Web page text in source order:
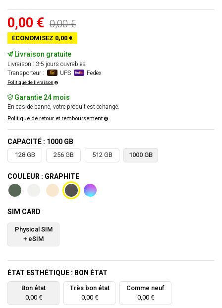
0,00 € 0,00 €
ÉCONOMISEZ 0,00 €
Livraison gratuite
Livraison : 3-5 jours ouvrables
Transporteur :
UPS Fedex
Politique de livraison
Garantie 24 mois
En cas de panne, votre produit est échangé.
Politique de retour et remboursement
CAPACITÉ : 1000 GB
128 GB 256 GB 512 GB 1000 GB
COULEUR : GRAPHITE
SIM CARD
Physical SIM
+ eSIM
ÉTAT ESTHÉTIQUE : BON ÉTAT
Bon état
0,00 €
Très bon état
0,00 €
Comme neuf
0,00 €